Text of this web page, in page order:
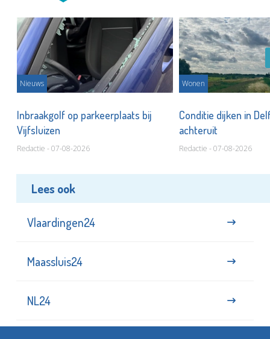
Nieuws
Inbraakgolf op parkeerplaats bij
Vijfsluizen
Redactie - 07-08-2026
Wonen
Conditie dijken in
achteruit
Redactie - 07-08-2026
Lees ook
Vlaardingen24
Maassluis24
NL24